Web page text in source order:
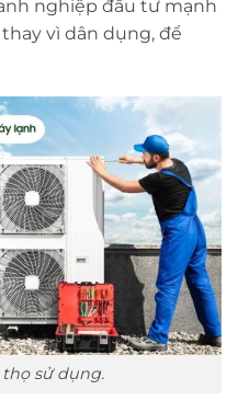
nghiệp đầu tư mạnh
vì dân dụng, để
sử dụng.